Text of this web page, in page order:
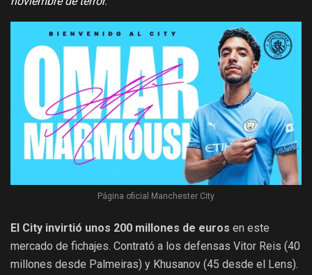
Página oficial Manchester City
El City invirtió unos 200 millones de euros en este
mercado de fichajes. Contrató a los defensas Vitor Reis (40
millones desde Palmeiras) y Khusanov (45 desde el Lens).